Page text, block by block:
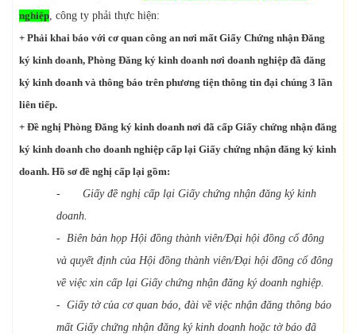
nghiệp , công ty phải thực hiện:
+ Phải khai báo với cơ quan công an nơi mất Giấy Chứng nhận Đăng
ký kinh doanh, Phòng Đăng ký kinh doanh nơi doanh nghiệp đã đăng
ký kinh doanh và thông báo trên phương tiện thông tin đại chúng 3 lần
liên tiếp.
+ Đề nghị Phòng Đăng ký kinh doanh nơi đã cấp Giấy chứng nhận đăng
ký kinh doanh cho doanh nghiệp cấp lại Giấy chứng nhận đăng ký kinh
doanh. Hồ sơ đề nghị cấp lại gồm:
- Giấy đề nghị cấp lại Giấy chứng nhận đăng ký kinh
doanh.
- Biên bản họp Hội đồng thành viên/Đại hội đồng cổ đông
và quyết định của Hội đồng thành viên/Đại hội đồng cổ đông
về việc xin cấp lại Giấy chứng nhận đăng ký doanh nghiệp.
- Giấy tờ của cơ quan báo, đài về việc nhận đăng thông báo
mất Giấy chứng nhận đăng ký kinh doanh hoặc tờ báo đã